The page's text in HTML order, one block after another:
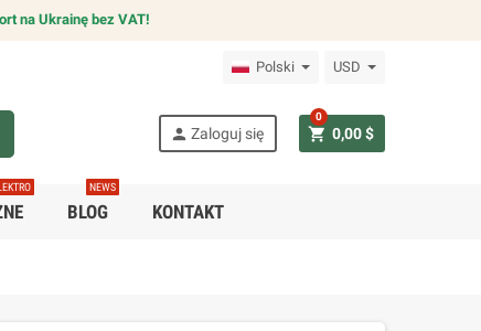
na Ukrainę bez VAT!
Polski USD
person Zaloguj się shopping_cart 0,00 $
0
BLOG
NEWS
KONTAKT